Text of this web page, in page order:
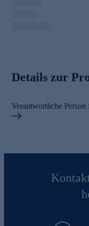
Details zur
Verantwortliche